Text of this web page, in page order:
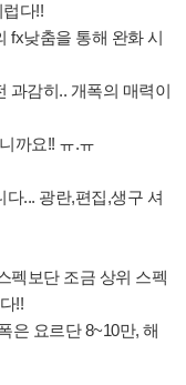
다!!
fx낮춤을 통해 완화 시
과감히.. 개폭의 매력이
까요!! ㅠ.ㅠ
... 광란,편집,생구 셔
펙보단 조금 상위 스펙
!!
은 요르단 8~10만, 해